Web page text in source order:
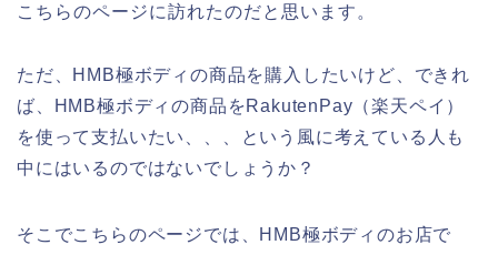
こちらのページに訪れたのだと思います。
ただ、HMB極ボディの商品を購入したいけど、できれ
ば、HMB極ボディの商品をRakutenPay（楽天ペイ）
を使って支払いたい、、、という風に考えている人も
中にはいるのではないでしょうか？
そこでこちらのページでは、HMB極ボディのお店で